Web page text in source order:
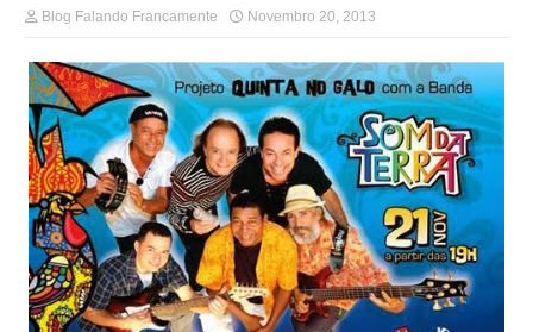
Blog Falando Francamente Novembro 20, 2013